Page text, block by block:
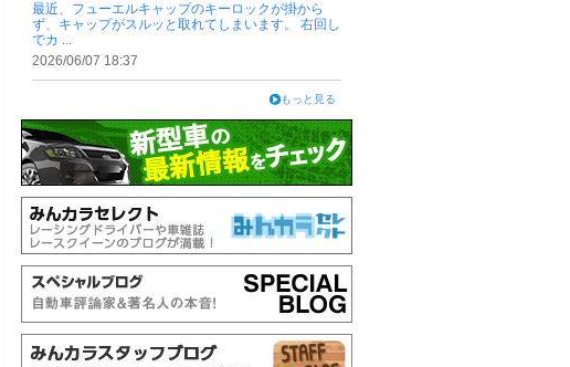
最近、フューエルキャップのキーロックが掛から
ず、キャップがスルッと取れてしまいます。 右回し
でカ ...
2026/06/07 18:37
もっと見る